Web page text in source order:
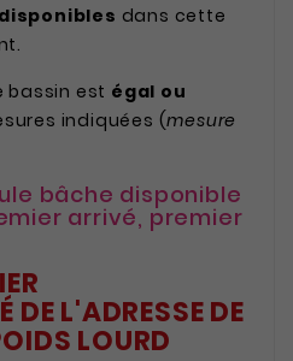
dans cette
bassin est égal ou
indiquées (mesure
bâche disponible
arrivé, premier
DE L'ADRESSE DE
LOURD